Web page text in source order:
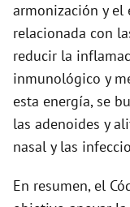
armonización y
relacionada con
reducir la
inmunológico y
esta energía, se
las adenoides y
nasal y las
En resumen, el